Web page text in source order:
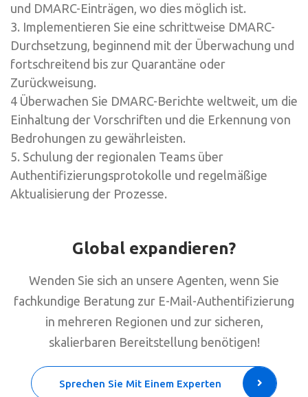
und DMARC-Einträgen, wo dies möglich ist.
3. Implementieren Sie eine schrittweise DMARC-
Durchsetzung, beginnend mit der Überwachung und
fortschreitend bis zur Quarantäne oder
Zurückweisung.
4 Überwachen Sie DMARC-Berichte weltweit, um die
Einhaltung der Vorschriften und die Erkennung von
Bedrohungen zu gewährleisten.
5. Schulung der regionalen Teams über
Authentifizierungsprotokolle und regelmäßige
Aktualisierung der Prozesse.
Global expandieren?
Wenden Sie sich an unsere Agenten, wenn Sie
fachkundige Beratung zur E-Mail-Authentifizierung
in mehreren Regionen und zur sicheren,
skalierbaren Bereitstellung benötigen!
Sprechen Sie Mit Einem Experten